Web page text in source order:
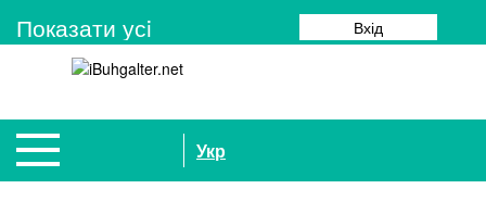
Показати усi Вхід
Укр